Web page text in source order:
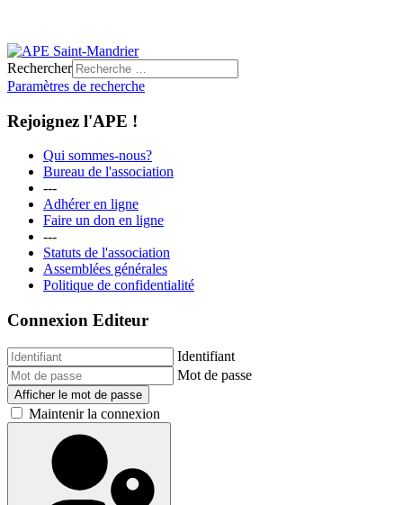
Rechercher
Paramètres de recherche
Rejoignez l'APE !
Qui sommes-nous?
Bureau de l'association
---
Adhérer en ligne
Faire un don en ligne
---
Statuts de l'association
Assemblées générales
Politique de confidentialité
Connexion Editeur
Identifiant
Mot de passe
Afficher le mot de passe
Maintenir la connexion